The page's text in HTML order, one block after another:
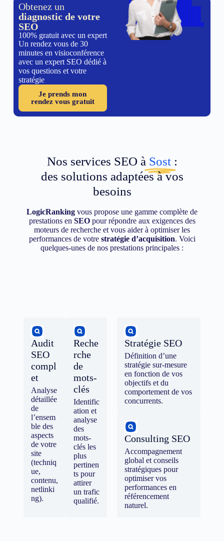
Obtenez un
diagnostic de votre
SEO
100% gratuit avec un expert
Un rendez vous de 30
minutes en visioconférence
avec un expert SEO dédié à
vos questions et votre
stratégie
Je prends mon
rendez vous gratuit
Nos services SEO à Sost :
des solutions adaptées à vos
besoins
LogicRanking vous propose une gamme complète de
prestations en SEOpour répondre aux exigences des
moteurs de recherche et vous aider à optimiser les
performances de votre stratégie d’acquisition. Voici
quelques-unes de nos prestations principales :
Audit
SEO
compl
et
Analyse
détaillée
de
l’ensem
ble des
aspects
de votre
site
(techniq
ue,
contenu,
netlinki
ng).
Reche
rche
de
mots-
clés
Identific
ation et
analyse
des
mots-
clés les
plus
pertinen
ts pour
attirer
un trafic
qualifié.
Stratégie SEO
Définition d’une
stratégie sur-mesure
en fonction de vos
objectifs et du
comportement de vos
concurrents.
Consulting SEO
Accompagnement
global et conseils
stratégiques pour
optimiser vos
performances en
référencement
naturel.